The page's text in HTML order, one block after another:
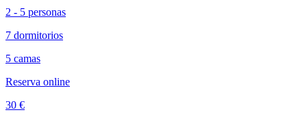
2 - 5 personas
7 dormitorios
5 camas
Reserva online
30 €